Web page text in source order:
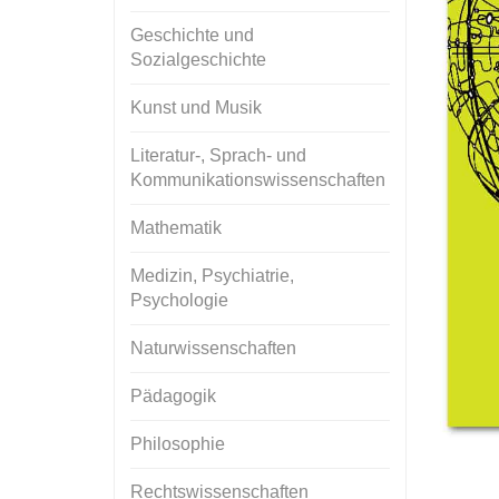
Geschichte und
Sozialgeschichte
Kunst und Musik
Literatur-, Sprach- und
Kommunikationswissenschaften
Mathematik
Medizin, Psychiatrie,
Psychologie
Naturwissenschaften
Pädagogik
Philosophie
Rechtswissenschaften